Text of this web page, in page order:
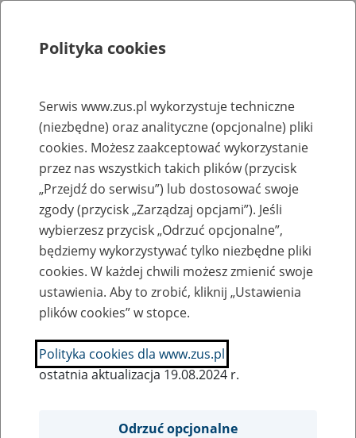
Rejestry, ewidencje i archiwa
Baza zlikwidowanych lub
przekształconych zakładów pracy
Nazwa zakładu pracy:
SZUKAJ
Polityka cookies
Serwis www.zus.pl wykorzystuje techniczne
(niezbędne) oraz analityczne (opcjonalne) pliki
cookies. Możesz zaakceptować wykorzystanie
przez nas wszystkich takich plików (przycisk
„Przejdź do serwisu”) lub dostosować swoje
zgody (przycisk „Zarządzaj opcjami”). Jeśli
wybierzesz przycisk „Odrzuć opcjonalne”,
będziemy wykorzystywać tylko niezbędne pliki
cookies. W każdej chwili możesz zmienić swoje
ustawienia. Aby to zrobić, kliknij „Ustawienia
plików cookies” w stopce.
Polityka cookies dla www.zus.pl
ostatnia aktualizacja 19.08.2024 r.
Odrzuć opcjonalne